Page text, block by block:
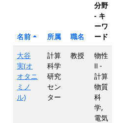
名前 所属 職名
分野
- キ
ーワ
ード
大谷
実(オ
オタニ
ミノ
ル)
計算
科学
研究
セン
ター
教授
物性
Ⅱ -
計算
物質
科
学,
電気